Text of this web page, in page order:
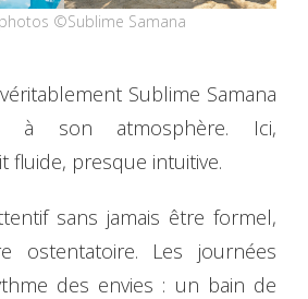
©Sublime Samana
Sublime Samana
à son atmosphère. Ici,
fluide, presque intuitive.
sans jamais être formel,
ostentatoire. Les journées
des envies : un bain de